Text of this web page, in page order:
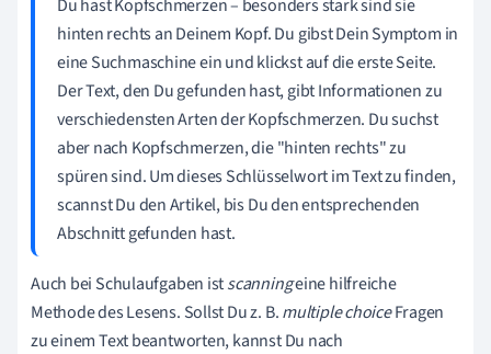
Du hast Kopfschmerzen – besonders stark sind sie
hinten rechts an Deinem Kopf. Du gibst Dein Symptom in
eine Suchmaschine ein und klickst auf die erste Seite.
Der Text, den Du gefunden hast, gibt Informationen zu
verschiedensten Arten der Kopfschmerzen. Du suchst
aber nach Kopfschmerzen, die "hinten rechts" zu
spüren sind. Um dieses Schlüsselwort im Text zu finden,
scannst Du den Artikel, bis Du den entsprechenden
Abschnitt gefunden hast.
Auch bei Schulaufgaben istscanningeine hilfreiche
Methode des Lesens. Sollst Du z. B.multiple choiceFragen
zu einem Text beantworten, kannst Du nach